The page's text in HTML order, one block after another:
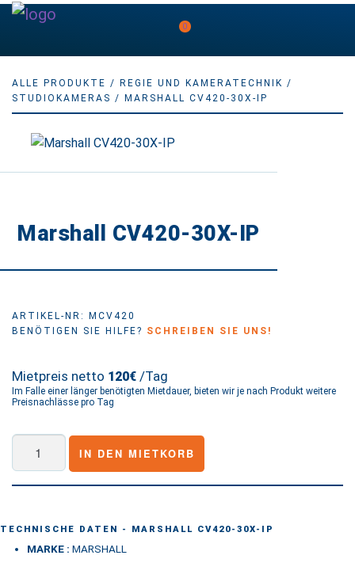
0
ALLE PRODUKTE / REGIE UND KAMERATECHNIK /
STUDIOKAMERAS / MARSHALL CV420-30X-IP
Marshall CV420-30X-IP
ARTIKEL-NR: MCV420
BENÖTIGEN SIE HILFE? SCHREIBEN SIE UNS!
Mietpreis netto 120€ /Tag
Im Falle einer länger benötigten Mietdauer, bieten wir je nach Produkt weitere
Preisnachlässe pro Tag
CV420-
30X-
Menge
IN DEN MIETKORB
TECHNISCHE DATEN - MARSHALL CV420-30X-IP
MARKE : MARSHALL